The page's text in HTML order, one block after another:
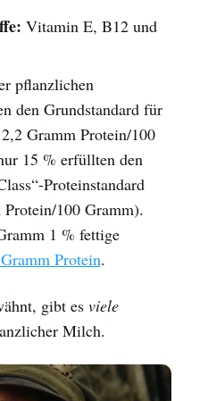
Vitamin E, B12 und
pflanzlichen
den Grundstandard für
Gramm Protein/100
15 % erfüllten den
Proteinstandard
100 Gramm).
1 % fettige
Protein.
gibt es viele
Milch.